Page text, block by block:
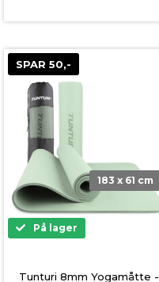
SPAR 50,-
183 x 61 cm
På lager
Tunturi 8mm Yogamåtte -